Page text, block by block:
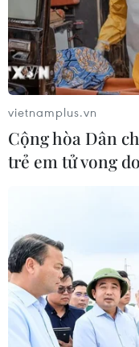
vietnamplus.vn
Cộng hòa Dân
trẻ em tử vong